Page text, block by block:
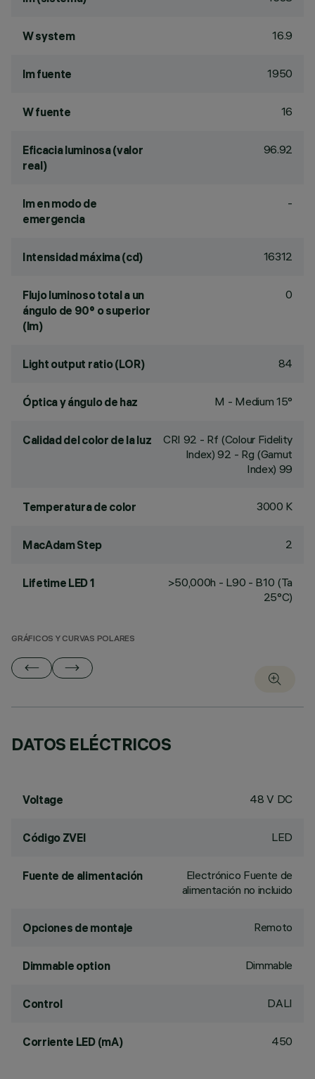
W system 16.9
lm fuente 1950
W fuente 16
Eficacia luminosa (valor
real)
96.92
lm en modo de
emergencia
-
Intensidad máxima (cd) 16312
Flujo luminoso total a un
ángulo de 90° o superior
(lm)
0
Light output ratio (LOR) 84
Óptica y ángulo de haz M - Medium 15°
Calidad del color de la luz CRI 92 - Rf (Colour Fidelity
Index) 92 - Rg (Gamut
Index) 99
Temperatura de color 3000 K
MacAdam Step 2
Lifetime LED 1
>50,000h - L90 - B10 (Ta
25°C)
GRÁFICOS Y CURVAS POLARES
DATOS ELÉCTRICOS
Voltage 48 V DC
Código ZVEI LED
Fuente de alimentación
Electrónico Fuente de
alimentación no incluido
Opciones de montaje Remoto
Dimmable option Dimmable
Control DALI
Corriente LED (mA) 450